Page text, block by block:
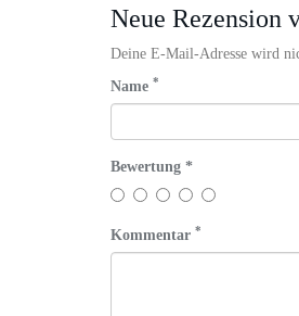
Neue Rezension
Deine E-Mail-Adresse wird
Name *
Bewertung *
Kommentar *